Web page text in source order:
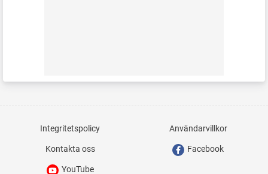
Integritetspolicy Användarvillkor
Kontakta oss Facebook
YouTube